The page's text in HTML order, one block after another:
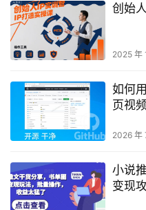
创始
2025 年
如何
页视
2026 年
小说
变现